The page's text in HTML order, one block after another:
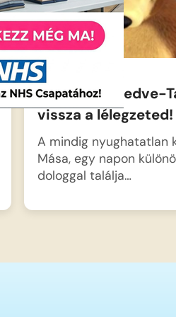
Mása és a medve-
vissza a lélegzeted!
A mindig nyughatatlan
Mása, egy napon
dologgal találja…